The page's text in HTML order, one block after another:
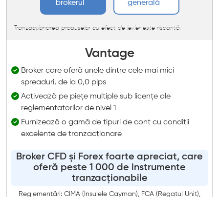
brokerul
generală
Tranzacționarea produselor cu efect de levier este riscantă.
Vantage
Broker care oferă unele dintre cele mai mici
spreaduri, de la 0,0 pips
Activează pe piețe multiple sub licențe ale
reglementatorilor de nivel 1
Furnizează o gamă de tipuri de cont cu condiții
excelente de tranzacționare
Broker CFD și Forex foarte apreciat, care
oferă peste 1 000 de instrumente
tranzacționabile
Reglementări: CIMA (Insulele Cayman), FCA (Regatul Unit),